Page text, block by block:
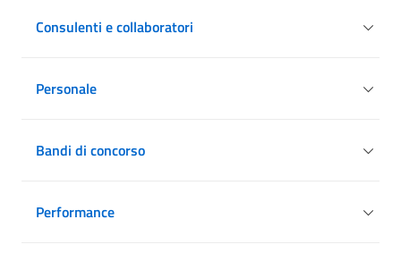
Consulenti e collaboratori
Personale
Bandi di concorso
Performance